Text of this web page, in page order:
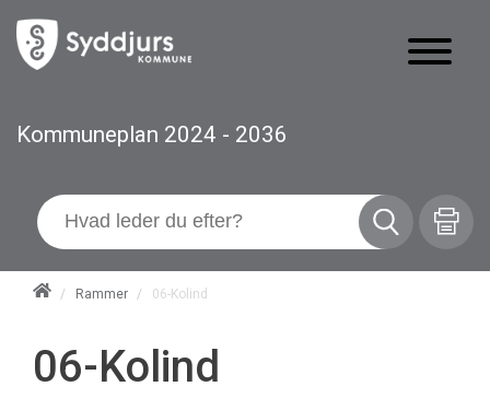
Kommuneplan 2024 - 2036
/ Rammer / 06-Kolind
06-Kolind